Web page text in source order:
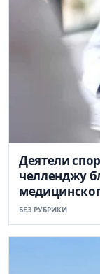
Деятели
челленджу
БЕЗ РУБРИКИ